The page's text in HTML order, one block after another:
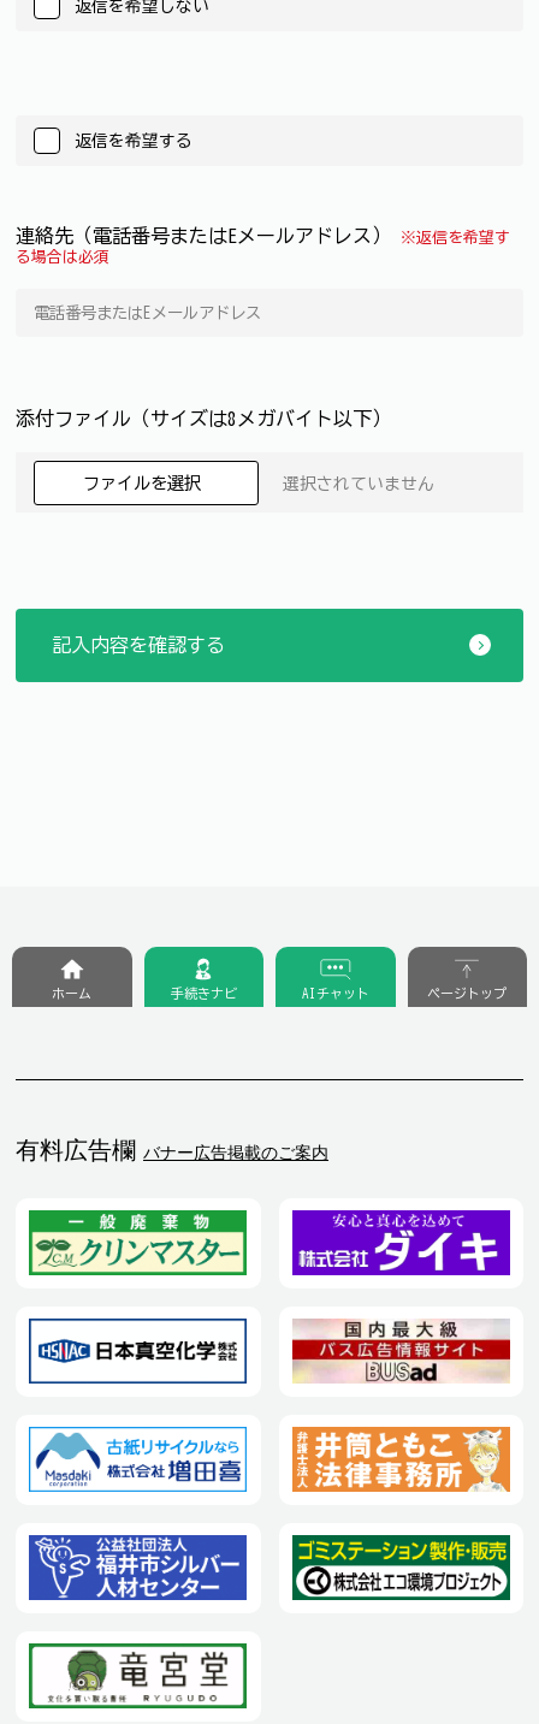
返信を希望しない
返信を希望する
連絡先（電話番号またはEメールアドレス）
※返信を希望す
る場合は必須
添付ファイル（サイズは8メガバイト以下）
ファイルを選択 選択されていません
有料広告欄 バナー広告掲載のご案内
ホーム 手続きナビ AIチャット ページトップ